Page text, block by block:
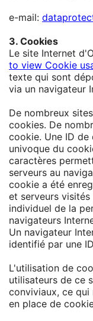
e-mail:
3. Cookies
Le site Internet
to view Cookie
texte qui sont
via un navigateur
De nombreux
cookies. De
cookie. Une ID
univoque du
caractères
serveurs au
cookie a été
et serveurs
individuel de la
navigateurs
Un navigateur
identifié par une
L'utilisation de
utilisateurs de ce
conviviaux, ce qui
en place de